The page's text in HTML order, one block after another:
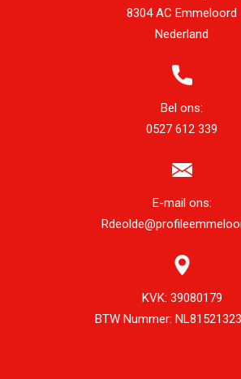
8304 AC Emmeloord
Nederland
Bel ons:
0527 612 339
E-mail ons:
KVK: 39080179
BTW Nummer: